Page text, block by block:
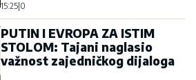
15:25 0
PUTIN I EVROPA ZA ISTIM
STOLOM: Tajani naglasio
važnost zajedničkog dijaloga